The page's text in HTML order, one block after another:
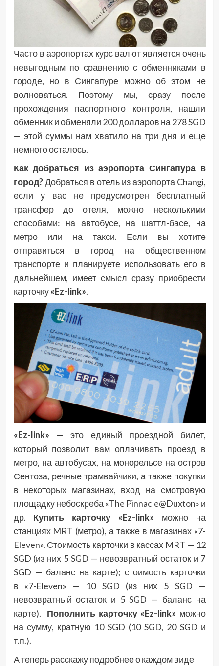
Часто в аэропортах курс валют является очень
невыгодным по сравнению с обменниками в
городе, но в Сингапуре можно об этом не
волноваться. Поэтому мы, сразу после
прохождения паспортного контроля, нашли
обменник и обменяли 200 долларов на 278 SGD
— этой суммы нам хватило на три дня и еще
немного осталось.
Как добраться из аэропорта Сингапура в
город?Добраться в отель из аэропорта Changi,
если у вас не предусмотрен бесплатный
трансфер до отеля, можно несколькими
способами: на автобусе, на шаттл-басе, на
метро или на такси. Если вы хотите
отправиться в город на общественном
транспорте и планируете использовать его в
дальнейшем, имеет смысл сразу приобрести
карточку«Ez-link».
«Ez-link» — это единый проездной билет,
который позволит вам оплачивать проезд в
метро, на автобусах, на монорельсе на остров
Сентоза, речные трамвайчики, а также покупки
в некоторых магазинах, вход на смотровую
площадку небоскреба «The Pinnacle@Duxton» и
др. Купить карточку «Ez-link» можно на
станциях MRT (метро), а также в магазинах «7-
Eleven». Стоимость карточки в кассах MRT — 12
SGD (из них 5 SGD — невозвратный остаток и 7
SGD — баланс на карте); стоимость карточки
в «7-Eleven» — 10 SGD (из них 5 SGD —
невозвратный остаток и 5 SGD — баланс на
карте). Пополнить карточку «Ez-link» можно
на сумму, кратную 10 SGD (10 SGD, 20 SGD и
т.п.).
А теперь расскажу подробнее о каждом виде